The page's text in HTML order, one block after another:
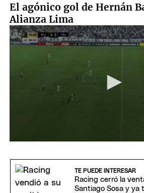
El agónico gol de Hernán
Alianza Lima
of
47
TE PUEDE INTERESAR
Racing cerró la
Santiago Sosa y ya